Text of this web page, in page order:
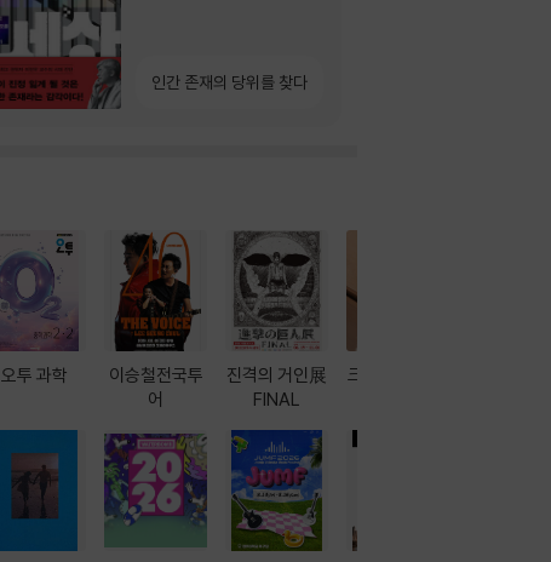
인간 존재의 당위를 찾다
오투 과학
이승철전국투
어
진격의 거인展
FINAL
크레마 이북 리